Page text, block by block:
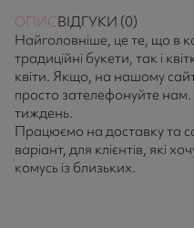
ОПИСВІДГУКИ (0)
Найголовніше, це те, що в
традиційні букети, так і
квіти. Якщо, на нашому
просто зателефонуйте
тиждень.
Працюємо на доставку та
варіант, для клієнтів, які
комусь із близьких.